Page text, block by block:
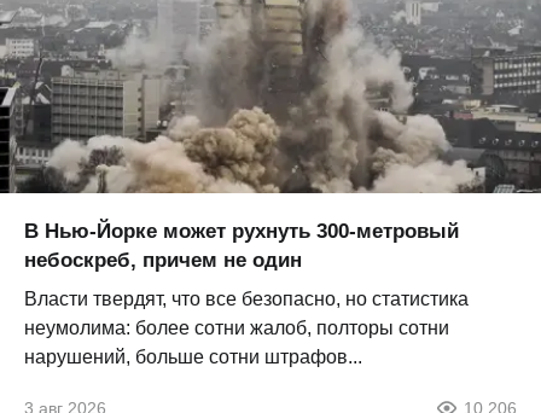
В Нью-Йорке может рухнуть 300-метровый
небоскреб, причем не один
Власти твердят, что все безопасно, но статистика
неумолима: более сотни жалоб, полторы сотни
нарушений, больше сотни штрафов...
3 авг 2026 10 206